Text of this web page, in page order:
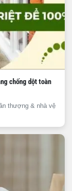
chống dột toàn
thượng & nhà vệ